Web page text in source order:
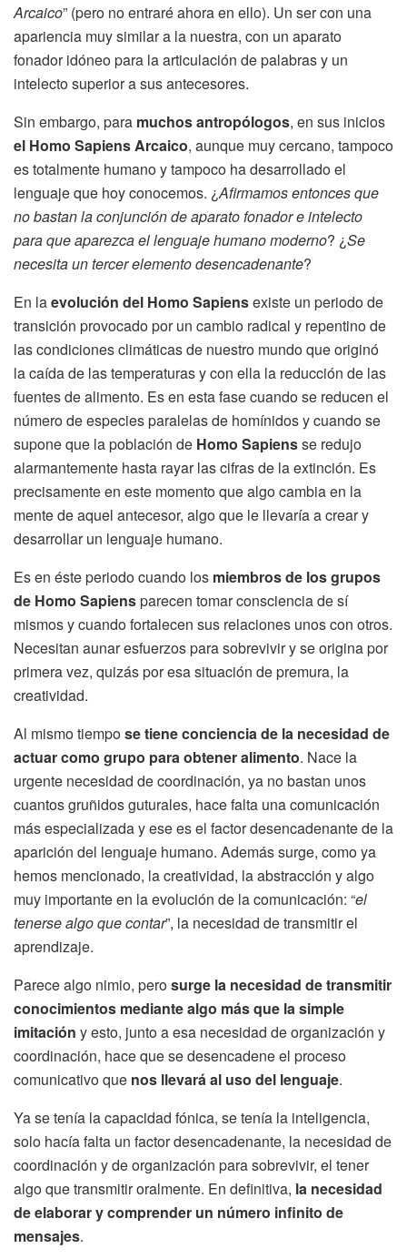
Arcaico” (pero no entraré ahora en ello). Un ser con una
apariencia muy similar a la nuestra, con un aparato
fonador idóneo para la articulación de palabras y un
intelecto superior a sus antecesores.
Sin embargo, para muchos antropólogos, en sus inicios
el Homo Sapiens Arcaico, aunque muy cercano, tampoco
es totalmente humano y tampoco ha desarrollado el
lenguaje que hoy conocemos. ¿Afirmamos entonces que
no bastan la conjunción de aparato fonador e intelecto
para que aparezca el lenguaje humano moderno? ¿Se
necesita un tercer elemento desencadenante?
En laevolución del Homo Sapiensexiste un periodo de
transición provocado por un cambio radical y repentino de
las condiciones climáticas de nuestro mundo que originó
la caída de las temperaturas y con ella la reducción de las
fuentes de alimento. Es en esta fase cuando se reducen el
número de especies paralelas de homínidos y cuando se
supone que la población de Homo Sapiensse redujo
alarmantemente hasta rayar las cifras de la extinción. Es
precisamente en este momento que algo cambia en la
mente de aquel antecesor, algo que le llevaría a crear y
desarrollar un lenguaje humano.
Es en éste periodo cuando los miembros de los grupos
de Homo Sapiensparecen tomar consciencia de sí
mismos y cuando fortalecen sus relaciones unos con otros.
Necesitan aunar esfuerzos para sobrevivir y se origina por
primera vez, quizás por esa situación de premura, la
creatividad.
Al mismo tiempose tiene conciencia de la necesidad de
actuar como grupo para obtener alimento. Nace la
urgente necesidad de coordinación, ya no bastan unos
cuantos gruñidos guturales, hace falta una comunicación
más especializada y ese es el factor desencadenante de la
aparición del lenguaje humano. Además surge, como ya
hemos mencionado, la creatividad, la abstracción y algo
muy importante en la evolución de la comunicación: “el
tenerse algo que contar”, la necesidad de transmitir el
aprendizaje.
Parece algo nimio, perosurge la necesidad de transmitir
conocimientos mediante algo más que la simple
imitación y esto, junto a esa necesidad de organización y
coordinación, hace que se desencadene el proceso
comunicativo que nos llevará al uso del lenguaje.
Ya se tenía la capacidad fónica, se tenía la inteligencia,
solo hacía falta un factor desencadenante, la necesidad de
coordinación y de organización para sobrevivir, el tener
algo que transmitir oralmente. En definitiva, la necesidad
de elaborar y comprender un número infinito de
mensajes.